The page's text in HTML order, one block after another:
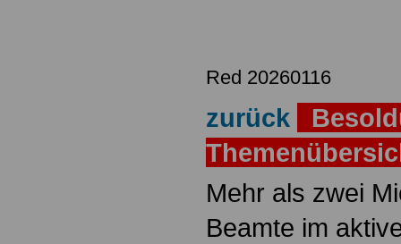
Red 20260116
zurück
Mehr als zwei
Beamte im